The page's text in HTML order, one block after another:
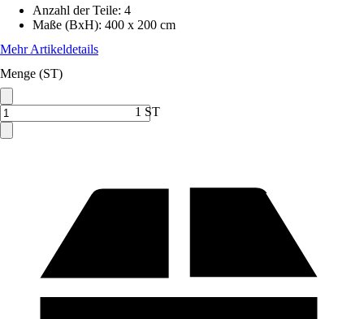
Anzahl der Teile: 4
Maße (BxH): 400 x 200 cm
Mehr Artikeldetails
Menge (ST)
1 ST